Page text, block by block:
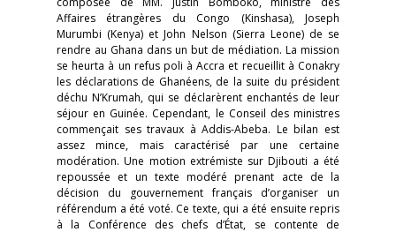
Affaires étrangères du Congo (Kinshasa), Joseph
Murumbi (Kenya) et John Nelson (Sierra Leone) de se
rendre au Ghana dans un but de médiation. La mission
se heurta à un refus poli à Accra et recueillit à Conakry
les déclarations de Ghanéens, de la suite du président
déchu N’Krumah, qui se déclarèrent enchantés de leur
séjour en Guinée. Cependant, le Conseil des ministres
commençait ses travaux à Addis-Abeba. Le bilan est
assez mince, mais caractérisé par une certaine
modération. Une motion extrémiste sur Djibouti a été
repoussée et un texte modéré prenant acte de la
décision du gouvernement français d’organiser un
référendum a été voté. Ce texte, qui a été ensuite repris
à la Conférence des chefs d’État, se contente de